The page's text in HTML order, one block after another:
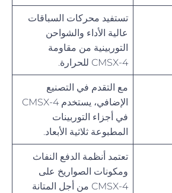
تستفيد محركات السباقات
عالية الأداء والشواحن
التوربينية من مقاومة
CMSX-4 للحرارة.
مع التقدم في التصنيع
الإضافي، يستخدم CMSX-4
في أجزاء التوربينات
المطبوعة ثلاثية الأبعاد.
تعتمد أنظمة الدفع النفاث
ومكونات الصواريخ على
CMSX-4 من أجل المتانة